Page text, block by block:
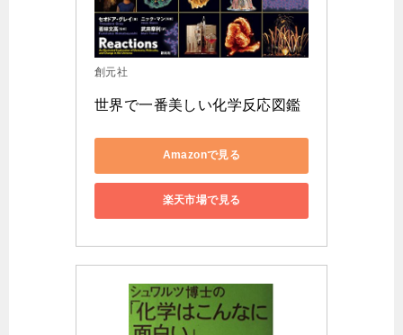
創元社
世界で一番美しい化学反応図鑑
Amazonで見る
楽天市場で見る